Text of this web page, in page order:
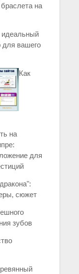
на
идеальный
для вашего
Как
на
для
сюжет
зубов